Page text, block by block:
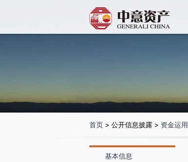
首页 > 公开信息披露 > 资金运用
基本信息